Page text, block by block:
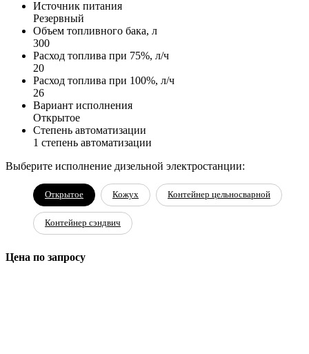
Источник питания
Резервный
Объем топливного бака, л
300
Расход топлива при 75%, л/ч
20
Расход топлива при 100%, л/ч
26
Вариант исполнения
Открытое
Степень автоматизации
1 степень автоматизации
Выберите исполнение дизельной электростанции:
Открытое Кожух Контейнер цельносварной
Контейнер сэндвич
Цена по запросу